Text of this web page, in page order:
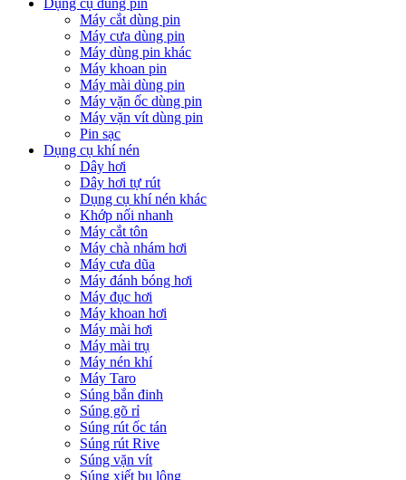
Dụng cụ dùng pin
Máy cắt dùng pin
Máy cưa dùng pin
Máy dùng pin khác
Máy khoan pin
Máy mài dùng pin
Máy vặn ốc dùng pin
Máy vặn vít dùng pin
Pin sạc
Dụng cụ khí nén
Dây hơi
Dây hơi tự rút
Dụng cụ khí nén khác
Khớp nối nhanh
Máy cắt tôn
Máy chà nhám hơi
Máy cưa dũa
Máy đánh bóng hơi
Máy đục hơi
Máy khoan hơi
Máy mài hơi
Máy mài trụ
Máy nén khí
Máy Taro
Súng bắn đinh
Súng gõ rỉ
Súng rút ốc tán
Súng rút Rive
Súng vặn vít
Súng xiết bu lông